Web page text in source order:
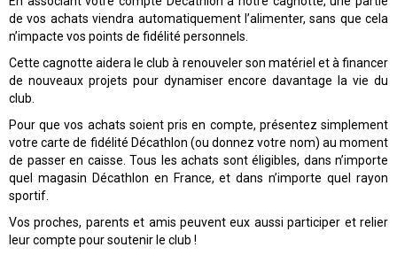
de vos achats viendra automatiquement l’alimenter, sans que cela
n’impacte vos points de fidélité personnels.
Cette cagnotte aidera le club à renouveler son matériel et à financer
de nouveaux projets pour dynamiser encore davantage la vie du
club.
Pour que vos achats soient pris en compte, présentez simplement
votre carte de fidélité Décathlon (ou donnez votre nom) au moment
de passer en caisse. Tous les achats sont éligibles, dans n’importe
quel magasin Décathlon en France, et dans n’importe quel rayon
sportif.
Vos proches, parents et amis peuvent eux aussi participer et relier
leur compte pour soutenir le club !